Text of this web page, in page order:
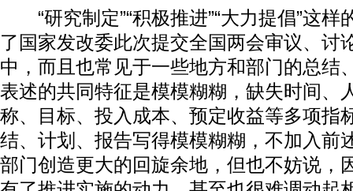
“研究制定”“积极推进”“大力提倡”这样
了国家发改委此次提交全国两会审议、讨
中，而且也常见于一些地方和部门的总结
表述的共同特征是模模糊糊，缺失时间、
称、目标、投入成本、预定收益等多项指
结、计划、报告写得模模糊糊，不加入前
部门创造更大的回旋余地，但也不妨说，